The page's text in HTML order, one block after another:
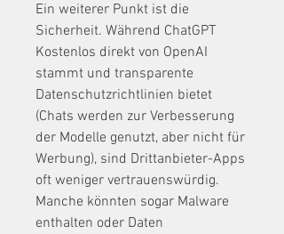
Ein weiterer Punkt ist die
Sicherheit. Während ChatGPT
Kostenlos direkt von OpenAI
stammt und transparente
Datenschutzrichtlinien bietet
(Chats werden zur Verbesserung
der Modelle genutzt, aber nicht für
Werbung), sind Drittanbieter-Apps
oft weniger vertrauenswürdig.
Manche könnten sogar Malware
enthalten oder Daten